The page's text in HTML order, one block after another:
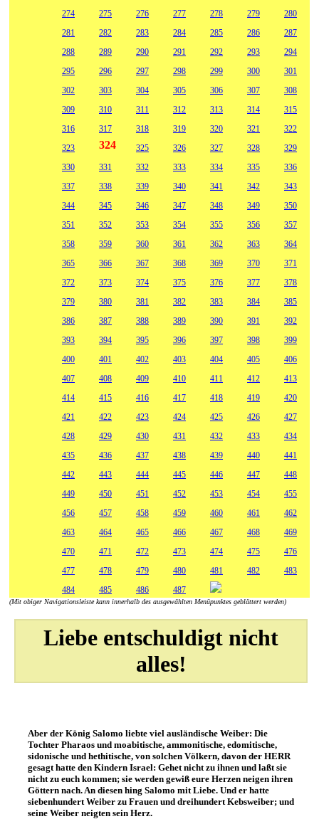
274
275 276 277 278 279
280
281
282 283 284 285 286
287
288
289 290 291 292 293
294
295
296 297 298 299 300
301
302
303 304 305 306 307
308
309
310 311 312 313 314
315
316
317 318 319 320 321
322
323
324 325 326 327 328
329
330
331 332 333 334 335
336
337
338 339 340 341 342
343
344
345 346 347 348 349
350
351
352 353 354 355 356
357
358
359 360 361 362 363
364
365
366 367 368 369 370
371
372
373 374 375 376 377
378
379
380 381 382 383 384
385
386
387 388 389 390 391
392
393
394 395 396 397 398
399
400
401 402 403 404 405
406
407
408 409 410 411 412
413
414
415 416 417 418 419
420
421
422 423 424 425 426
427
428
429 430 431 432 433
434
435
436 437 438 439 440
441
442
443 444 445 446 447
448
449
450 451 452 453 454
455
456
457 458 459 460 461
462
463
464 465 466 467 468
469
470
471 472 473 474 475
476
477
478 479 480 481 482
483
484
485 486 487
(Mit obiger Navigationsleiste kann innerhalb des ausgewählten Menüpunktes geblättert werden)
Liebe entschuldigt nicht
alles!
Aber der König Salomo liebte viel ausländische Weiber: Die
Tochter Pharaos und moabitische, ammonitische, edomitische,
sidonische und hethitische, von solchen Völkern, davon der HERR
gesagt hatte den Kindern Israel: Gehet nicht zu ihnen und laßt sie
nicht zu euch kommen; sie werden gewiß eure Herzen neigen ihren
Göttern nach. An diesen hing Salomo mit Liebe. Und er hatte
siebenhundert Weiber zu Frauen und dreihundert Kebsweiber; und
seine Weiber neigten sein Herz.